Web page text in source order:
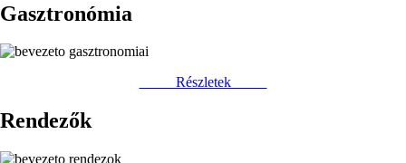
Gasztronómia
Részletek
Rendezők